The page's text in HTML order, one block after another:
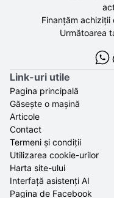
Finanțăm achiziții
Următoarea
Link-uri utile
Pagina principală
Găsește o mașină
Articole
Contact
Termeni și condiții
Utilizarea cookie-urilor
Harta site-ului
Interfață asistenți AI
Pagina de Facebook